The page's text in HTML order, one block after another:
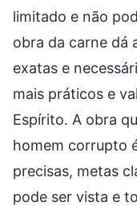
limitado e não
obra da carne dá
exatas e
mais práticos e
Espírito. A obra
homem corrupto
precisas, metas
pode ser vista e